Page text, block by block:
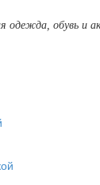
одежда, обувь и